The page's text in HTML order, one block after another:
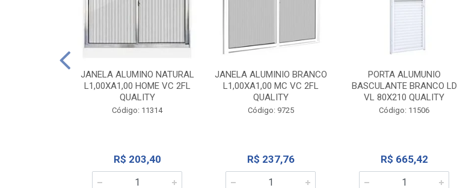
JANELA ALUMINO NATURAL
L1,00XA1,00 HOME VC 2FL
QUALITY
Código: 11314
R$ 203,40
JANELA ALUMINIO BRANCO
L1,00XA1,00 MC VC 2FL
QUALITY
Código: 9725
R$ 237,76
PORTA ALUMUNIO
BASCULANTE BRANCO LD
VL 80X210 QUALITY
Código: 11506
R$ 665,42